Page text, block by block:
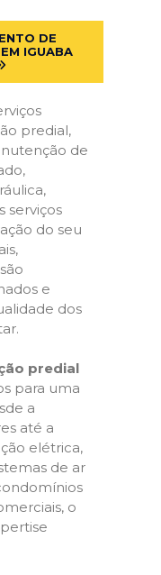
DE
IGUABA
predial,
de
serviços
do seu
e
dos
predial
para uma
a
até a
elétrica,
de ar
o